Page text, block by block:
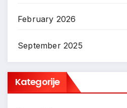
February 2026
September 2025
Kategorije